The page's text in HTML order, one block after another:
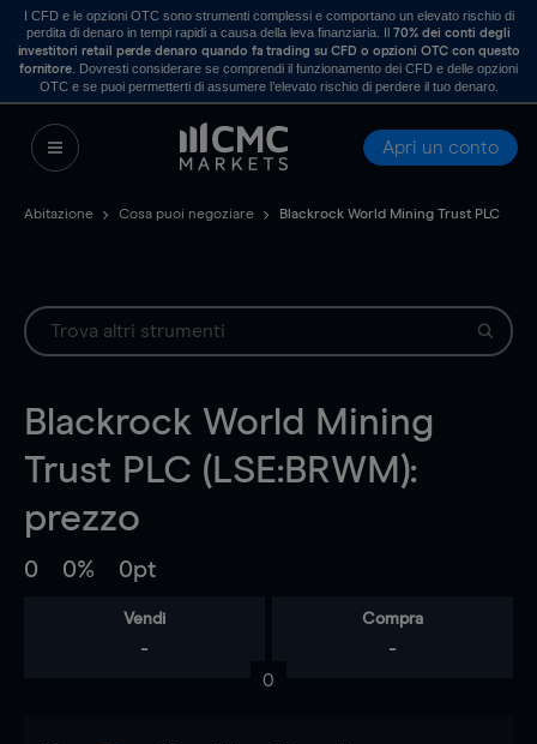
I CFD e le opzioni OTC sono strumenti complessi e comportano un elevato rischio di
perdita di denaro in tempi rapidi a causa della leva finanziaria. Il70% dei conti degli
investitori retail perde denaro quando fa trading su CFD o opzioni OTC con questo
fornitore . Dovresti considerare se comprendi il funzionamento dei CFD e delle opzioni
OTC e se puoi permetterti di assumere l’elevato rischio di perdere il tuo denaro.
Apri un conto
Abitazione Cosa puoi negoziare Blackrock World Mining Trust PLC
Blackrock World Mining
Trust PLC (LSE:BRWM):
prezzo
0 0% 0pt
Vendi
-
Compra
-
0